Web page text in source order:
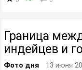
Граница
индейцев и
Фото дня 13 июня